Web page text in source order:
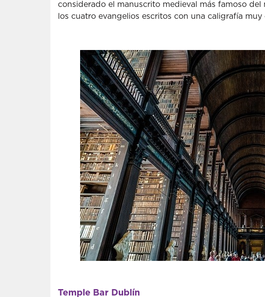
considerado el manuscrito medieval más famoso
los cuatro evangelios escritos con una caligrafía muy
Temple Bar Dublín